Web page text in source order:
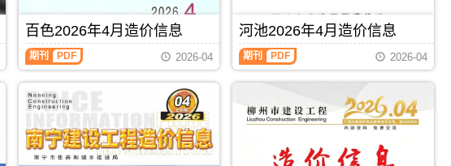
造
价
信
刊
息
期
刊
PDF
工
程
造
价
信
从
年
估
算
编
制，
柳
州
百色2026年4月造价信息
期刊 PDF 2026-04
河池2026年4月造价信息
期刊 PDF 2026-04